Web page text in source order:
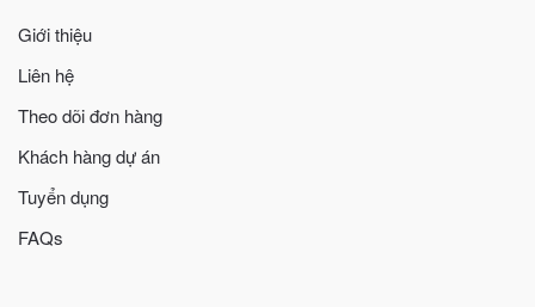
Giới thiệu
Liên hệ
Theo dõi đơn hàng
Khách hàng dự án
Tuyển dụng
FAQs